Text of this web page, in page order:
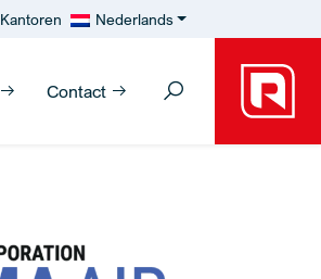
Kantoren Nederlands
Contact